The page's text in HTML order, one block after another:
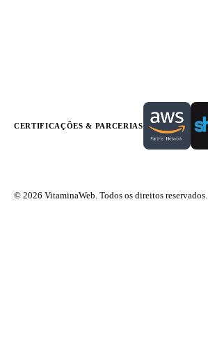
CERTIFICAÇÕES & PARCERIAS
© 2026 VitaminaWeb. Todos os direitos reservados.